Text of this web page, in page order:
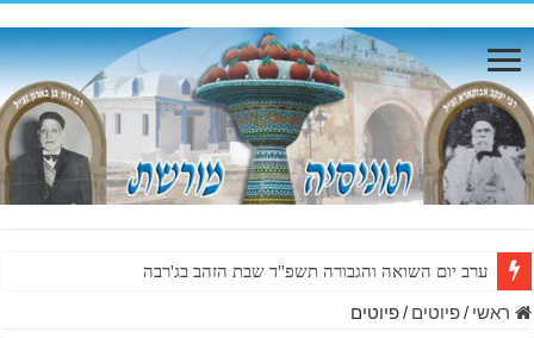
ערב יום השואה והגבורה תשפ"ד שבת הזהב בג'רבה
ראשי /פיוטים /פיוטים